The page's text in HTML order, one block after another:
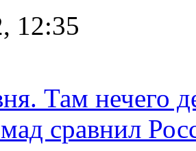
12:35
Там нечего
сравнил